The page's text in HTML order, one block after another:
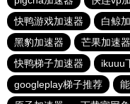
快鸭游戏加速器
白鲸
黑豹加速器
芒果加速
快鸭梯子加速器
ikuuu
googleplay梯子推荐